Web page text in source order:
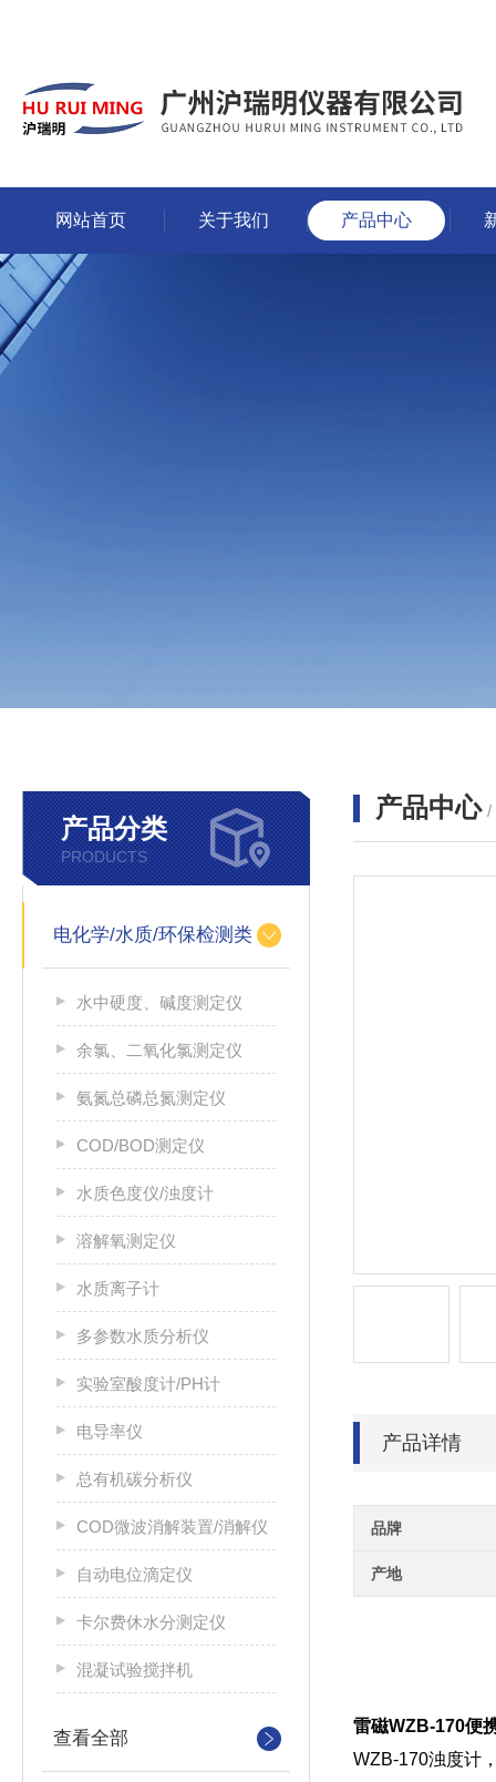
网站首页 关于我们 产品中心
产品分类
PRODUCTS
电化学/水质/环保检测类
水中硬度、碱度测定仪
余氯、二氧化氯测定仪
氨氮总磷总氮测定仪
COD/BOD测定仪
水质色度仪/浊度计
溶解氧测定仪
水质离子计
多参数水质分析仪
实验室酸度计/PH计
电导率仪
总有机碳分析仪
COD微波消解装置/消解仪
自动电位滴定仪
卡尔费休水分测定仪
混凝试验搅拌机
查看全部
产品中心 /
产品详情
品牌
产地
雷磁WZB-170便
WZB-170浊度计